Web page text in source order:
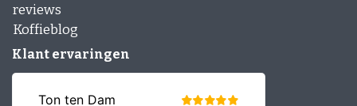
reviews
Koffieblog
Klant ervaringen